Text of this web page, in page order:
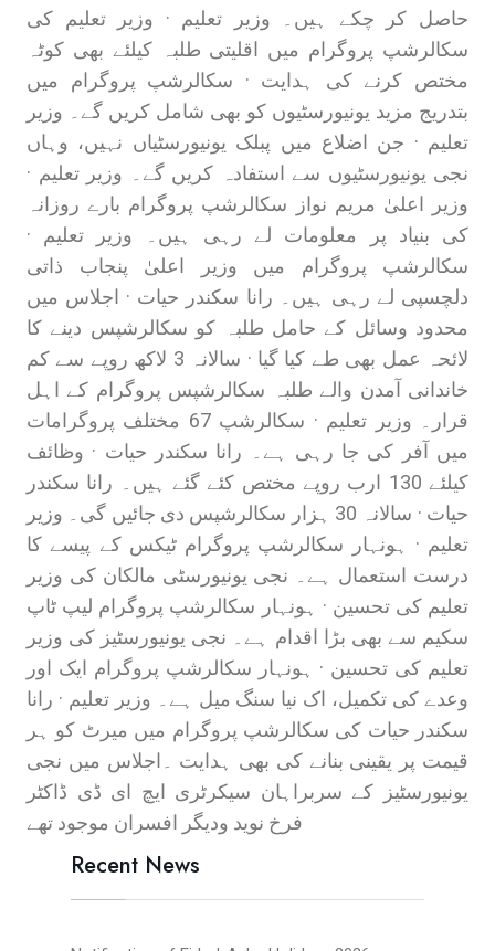
حاصل کر چکے ہیں۔ وزیر تعلیم · وزیر تعلیم کی
سکالرشپ پروگرام میں اقلیتی طلبہ کیلئے بھی کوٹہ
مختص کرنے کی ہدایت · سکالرشپ پروگرام میں
بتدریج مزید یونیورسٹیوں کو بھی شامل کریں گے۔ وزیر
تعلیم · جن اضلاع میں پبلک یونیورسٹیاں نہیں، وہاں
نجی یونیورسٹیوں سے استفادہ کریں گے۔ وزیر تعلیم ·
وزیر اعلیٰ مریم نواز سکالرشپ پروگرام بارے روزانہ
کی بنیاد پر معلومات لے رہی ہیں۔ وزیر تعلیم ·
سکالرشپ پروگرام میں وزیر اعلیٰ پنجاب ذاتی
دلچسپی لے رہی ہیں۔ رانا سکندر حیات · اجلاس میں
محدود وسائل کے حامل طلبہ کو سکالرشپس دینے کا
لائحہ عمل بھی طے کیا گیا · سالانہ 3 لاکھ روپے سے کم
خاندانی آمدن والے طلبہ سکالرشپس پروگرام کے اہل
قرار۔ وزیر تعلیم · سکالرشپ 67 مختلف پروگرامات
میں آفر کی جا رہی ہے۔ رانا سکندر حیات · وظائف
کیلئے 130 ارب روپے مختص کئے گئے ہیں۔ رانا سکندر
حیات · سالانہ 30 ہزار سکالرشپس دی جائیں گی۔ وزیر
تعلیم · ہونہار سکالرشپ پروگرام ٹیکس کے پیسے کا
درست استعمال ہے۔ نجی یونیورسٹی مالکان کی وزیر
تعلیم کی تحسین · ہونہار سکالرشپ پروگرام لیپ ٹاپ
سکیم سے بھی بڑا اقدام ہے۔ نجی یونیورسٹیز کی وزیر
تعلیم کی تحسین · ہونہار سکالرشپ پروگرام ایک اور
وعدے کی تکمیل، اک نیا سنگ میل ہے۔ وزیر تعلیم · رانا
سکندر حیات کی سکالرشپ پروگرام میں میرٹ کو ہر
قیمت پر یقینی بنانے کی بھی ہدایت ۔اجلاس میں نجی
یونیورسٹیز کے سربراہان سیکرٹری ایچ ای ڈی ڈاکٹر
فرخ نوید ودیگر افسران موجود تھے
Recent News